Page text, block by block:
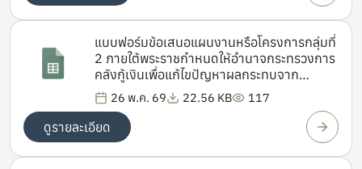
แบบฟอร์มข้อเสนอแผนงานหรือโครงการกลุ่มที่
2 ภายใต้พระราชกำหนดให้อำนาจกระทรวงการ
คลังกู้เงินเพื่อแก้ไขปัญหาผลกระทบจาก
สถานการณ์วิกฤตด้านพลังงานและสร้างการ
เปลี่ยนผ่านด้านพลังงานของประเทศ พ.ศ.
2569
26 พ.ค. 69 22.56 KB 117
ดูรายละเอียด